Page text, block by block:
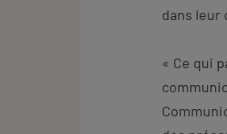
dans leur
« Ce qui